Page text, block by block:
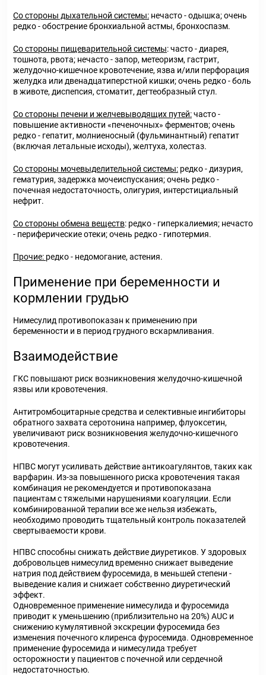
Со стороны дыхательной системы: нечасто - одышка; очень
редко - обострение бронхиальной астмы, бронхоспазм.
Со стороны пищеварительной системы: часто - диарея,
тошнота, рвота; нечасто - запор, метеоризм, гастрит,
желудочно-кишечное кровотечение, язва и/или перфорация
желудка или двенадцатиперстной кишки; очень редко - боль
в животе, диспепсия, стоматит, дегтеобразный стул.
Со стороны печени и желчевыводящих путей:часто -
повышение активности «печеночных» ферментов; очень
редко - гепатит, молниеносный (фульминантный) гепатит
(включая летальные исходы), желтуха, холестаз.
Со стороны мочевыделительной системы: редко - дизурия,
гематурия, задержка мочеиспускания; очень редко -
почечная недостаточность, олигурия, интерстициальный
нефрит.
Со стороны обмена веществ: редко - гиперкалиемия; нечасто
- периферические отеки; очень редко - гипотермия.
Прочие: редко - недомогание, астения.
Применение при беременности и
кормлении грудью
Нимесулид противопоказан к применению при
беременности и в период грудного вскармливания.
Взаимодействие
ГКС повышают риск возникновения желудочно-кишечной
язвы или кровотечения.
Антитромбоцитарные средства и селективные ингибиторы
обратного захвата серотонина например, флуоксетин,
увеличивают риск возникновения желудочно-кишечного
кровотечения.
НПВС могут усиливать действие антикоагулянтов, таких как
варфарин. Из-за повышенного риска кровотечения такая
комбинация не рекомендуется и противопоказана
пациентам с тяжелыми нарушениями коагуляции. Если
комбинированной терапии все же нельзя избежать,
необходимо проводить тщательный контроль показателей
свертываемости крови.
НПВС способны снижать действие диуретиков. У здоровых
добровольцев нимесулид временно снижает выведение
натрия под действием фуросемида, в меньшей степени -
выведение калия и снижает собственно диуретический
эффект.
Одновременное применение нимесулида и фуросемида
приводит к уменьшению (приблизительно на 20%) AUC и
снижению кумулятивной экскреции фуросемида без
изменения почечного клиренса фуросемида. Одновременное
применение фуросемида и нимесулида требует
осторожности у пациентов с почечной или сердечной
недостаточностью.